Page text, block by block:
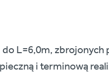
L=6,0m,
i terminową